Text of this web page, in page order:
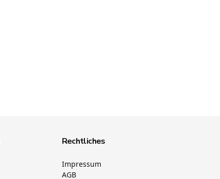
Rechtliches
Impressum
AGB